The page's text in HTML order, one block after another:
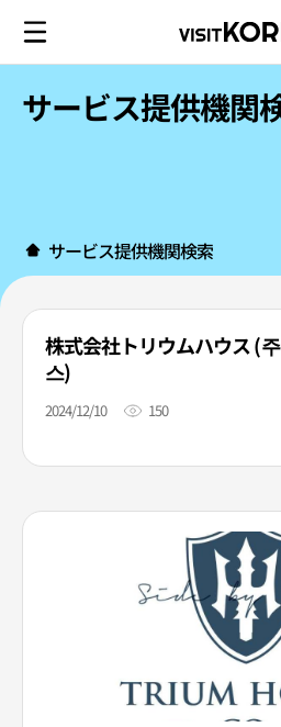
サービス提供機関
サービス提供機関検索
株式会社トリウムハウス (
스)
2024/12/10 150